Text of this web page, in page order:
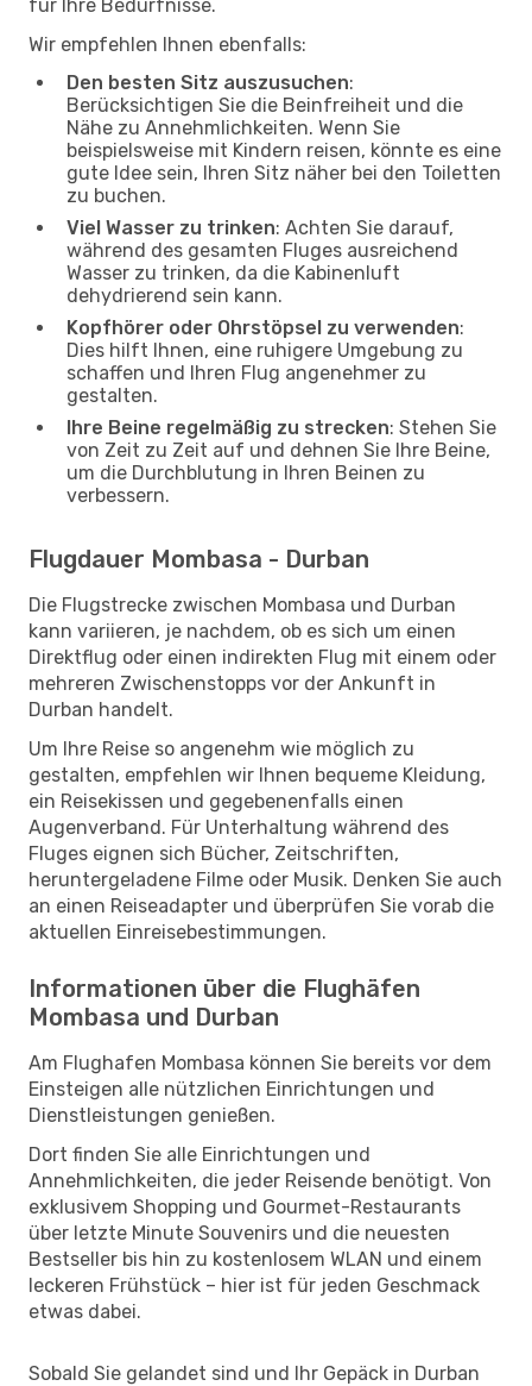
für Ihre Bedürfnisse.
Wir empfehlen Ihnen ebenfalls:
Den besten Sitz auszusuchen:
Berücksichtigen Sie die Beinfreiheit und die
Nähe zu Annehmlichkeiten. Wenn Sie
beispielsweise mit Kindern reisen, könnte es eine
gute Idee sein, Ihren Sitz näher bei den Toiletten
zu buchen.
Viel Wasser zu trinken: Achten Sie darauf,
während des gesamten Fluges ausreichend
Wasser zu trinken, da die Kabinenluft
dehydrierend sein kann.
Kopfhörer oder Ohrstöpsel zu verwenden:
Dies hilft Ihnen, eine ruhigere Umgebung zu
schaffen und Ihren Flug angenehmer zu
gestalten.
Ihre Beine regelmäßig zu strecken: Stehen Sie
von Zeit zu Zeit auf und dehnen Sie Ihre Beine,
um die Durchblutung in Ihren Beinen zu
verbessern.
Flugdauer Mombasa - Durban
Die Flugstrecke zwischen Mombasa und Durban
kann variieren, je nachdem, ob es sich um einen
Direktflug oder einen indirekten Flug mit einem oder
mehreren Zwischenstopps vor der Ankunft in
Durban handelt.
Um Ihre Reise so angenehm wie möglich zu
gestalten, empfehlen wir Ihnen bequeme Kleidung,
ein Reisekissen und gegebenenfalls einen
Augenverband. Für Unterhaltung während des
Fluges eignen sich Bücher, Zeitschriften,
heruntergeladene Filme oder Musik. Denken Sie auch
an einen Reiseadapter und überprüfen Sie vorab die
aktuellen Einreisebestimmungen.
Informationen über die Flughäfen
Mombasa und Durban
Am Flughafen Mombasa können Sie bereits vor dem
Einsteigen alle nützlichen Einrichtungen und
Dienstleistungen genießen.
Dort finden Sie alle Einrichtungen und
Annehmlichkeiten, die jeder Reisende benötigt. Von
exklusivem Shopping und Gourmet-Restaurants
über letzte Minute Souvenirs und die neuesten
Bestseller bis hin zu kostenlosem WLAN und einem
leckeren Frühstück – hier ist für jeden Geschmack
etwas dabei.
Sobald Sie gelandet sind und Ihr Gepäck in Durban